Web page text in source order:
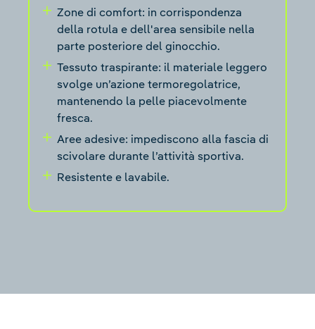
Zone di comfort: in corrispondenza
della rotula e dell'area sensibile nella
parte posteriore del ginocchio.
Tessuto traspirante: il materiale leggero
svolge un’azione termoregolatrice,
mantenendo la pelle piacevolmente
fresca.
Aree adesive: impediscono alla fascia di
scivolare durante l’attività sportiva.
Resistente e lavabile.